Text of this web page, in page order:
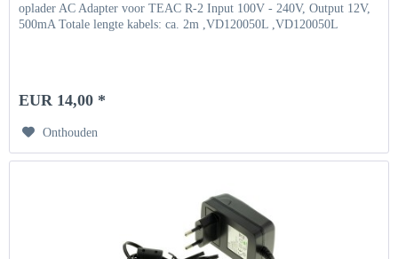
oplader AC Adapter voor TEAC R-2 Input 100V - 240V, Output 12V,
500mA Totale lengte kabels: ca. 2m ,VD120050L ,VD120050L
EUR 14,00 *
Onthouden